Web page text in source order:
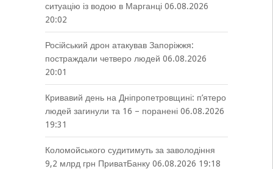
ситуацію із водою в Марганці 06.08.2026
20:02
Російський дрон атакував Запоріжжя:
постраждали четверо людей 06.08.2026
20:01
Кривавий день на Дніпропетровщині: п’ятеро
людей загинули та 16 – поранені 06.08.2026
19:31
Коломойського судитимуть за заволодіння
9,2 млрд грн ПриватБанку 06.08.2026 19:18